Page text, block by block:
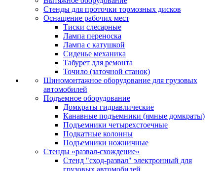
Стенды для проточки тормозных дисков
Оснащение рабочих мест
Тиски слесарные
Лампа переноска
Лампа с катушкой
Сиденье механика
Табурет для ремонта
Точило (заточной станок)
Шиномонтажное оборудование для грузовых
автомобилей
Подъемное оборудование
Домкраты гидравлические
Канавные подъемники (ямные домкраты)
Подъемники четырехстоечные
Подкатные колонны
Подъемники ножничные
Стенды «развал-схождение»
Стенд "сход-развал" электронный для
грузовых автомобилей